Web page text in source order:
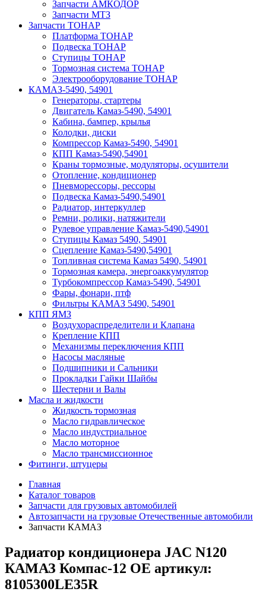
Запчасти АМКОДОР
Запчасти МТЗ
Запчасти ТОНАР
Платформа ТОНАР
Подвеска ТОНАР
Ступицы ТОНАР
Тормозная система ТОНАР
Электрооборудование ТОНАР
КАМАЗ-5490, 54901
Генераторы, стартеры
Двигатель Камаз-5490, 54901
Кабина, бампер, крылья
Колодки, диски
Компрессор Камаз-5490, 54901
КПП Камаз-5490,54901
Краны тормозные, модуляторы, осушители
Отопление, кондиционер
Пневморессоры, рессоры
Подвеска Камаз-5490,54901
Радиатор, интеркуллер
Ремни, ролики, натяжители
Рулевое управление Камаз-5490,54901
Ступицы Камаз 5490, 54901
Сцепление Камаз-5490,54901
Топливная система Камаз 5490, 54901
Тормозная камера, энергоаккумулятор
Турбокомпрессор Камаз-5490, 54901
Фары, фонари, птф
Фильтры КАМАЗ 5490, 54901
КПП ЯМЗ
Воздухораспределители и Клапана
Крепление КПП
Механизмы переключения КПП
Насосы масляные
Подшипники и Сальники
Прокладки Гайки Шайбы
Шестерни и Валы
Масла и жидкости
Жидкость тормозная
Масло гидравлическое
Масло индустриальное
Масло моторное
Масло трансмиссионное
Фитинги, штуцеры
Главная
Каталог товаров
Запчасти для грузовых автомобилей
Автозапчасти на грузовые Отечественные автомобили
Запчасти КАМАЗ
Радиатор кондиционера JAC N120
КАМАЗ Компас-12 OE артикул:
8105300LE35R